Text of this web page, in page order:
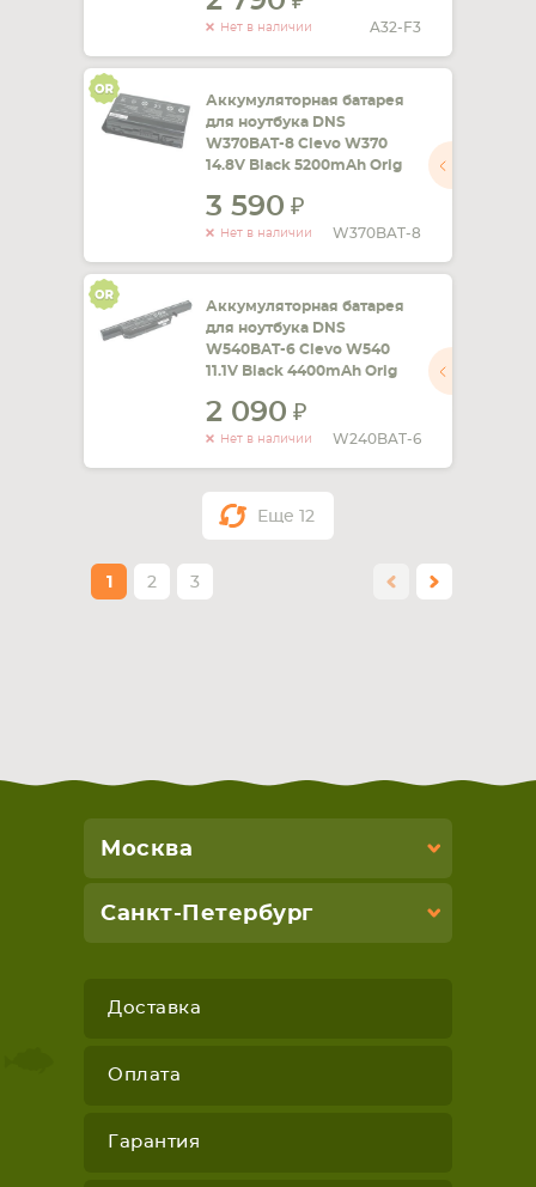
Нет в наличии A32-F3
Аккумуляторная батарея
для ноутбука DNS
W370BAT-8 Clevo W370
14.8V Black 5200mAh Orig
3 590
Нет в наличии W370BAT-8
Аккумуляторная батарея
для ноутбука DNS
W540BAT-6 Clevo W540
11.1V Black 4400mAh Orig
2 090
Нет в наличии W240BAT-6
Еще 12
1 2 3
Москва
Санкт-Петербург
Доставка
Оплата
Гарантия